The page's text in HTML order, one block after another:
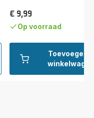
Toevoegen
Prijs
€ 9,99
Op voorraad